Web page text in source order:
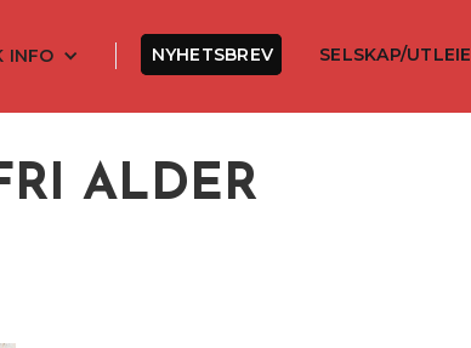
INFO NYHETSBREV SELSKAP/UTLEIE
ALDER